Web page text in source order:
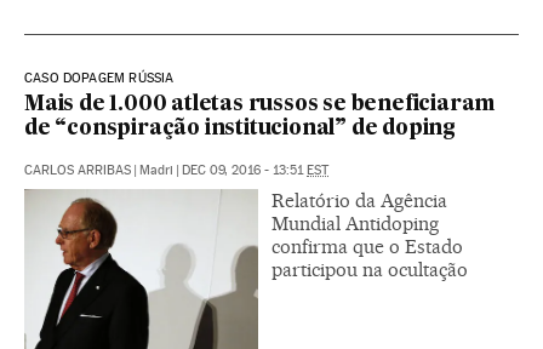
CASO DOPAGEM RÚSSIA
Mais de 1.000 atletas russos se beneficiaram
de “conspiração institucional” de doping
CARLOS ARRIBAS Madri DEC 09, 2016 - 13:51 EST
Relatório da Agência
Mundial Antidoping
confirma que o Estado
participou na ocultação